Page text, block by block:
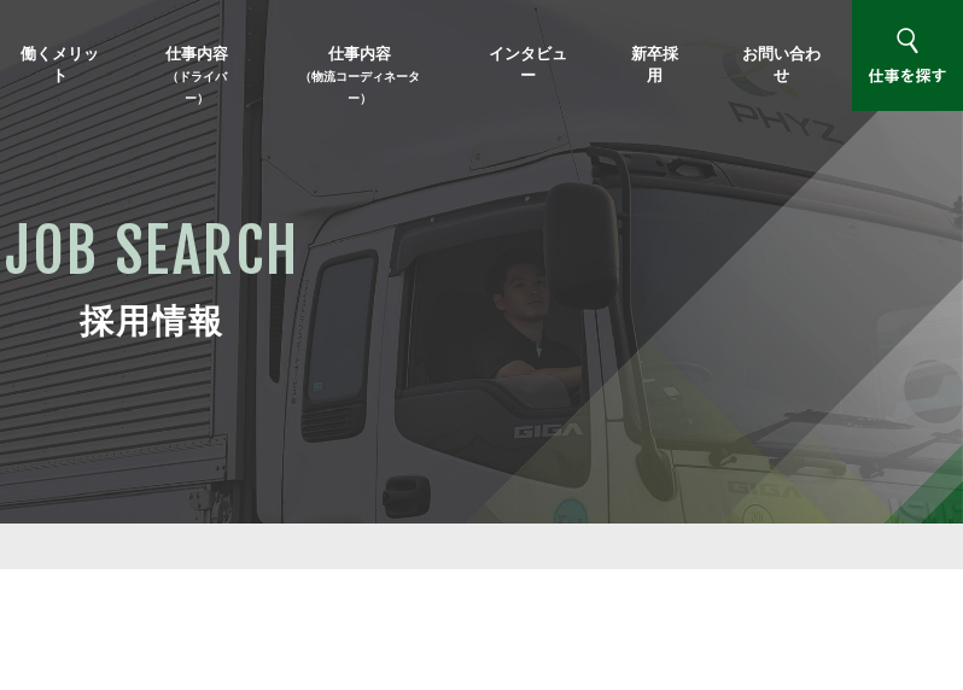
働くメリッ
ト
仕事内容
（ドライバ
ー）
仕事内容
（物流コーディネータ
ー）
インタビュ
ー
新卒採
用
お問い合わ
せ
JOB SEARCH
採用情報